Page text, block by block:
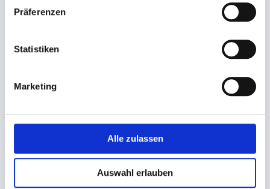
Präferenzen
Statistiken
Marketing
Alle zulassen
Auswahl erlauben
Sie könnten auch an folgenden Artikeln